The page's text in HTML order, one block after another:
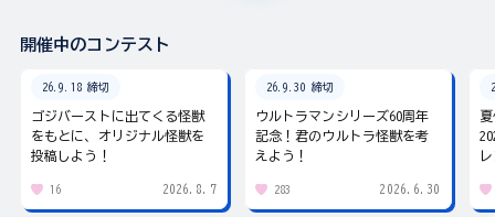
開催中のコンテスト
26.9.18 締切
ゴジバーストに出てくる怪獣
をもとに、オリジナル怪獣を
投稿しよう！
16 2026.8.7
26.9.30 締切
ウルトラマンシリーズ60周年
記念！君のウルトラ怪獣を考
えよう！
283 2026.6.30